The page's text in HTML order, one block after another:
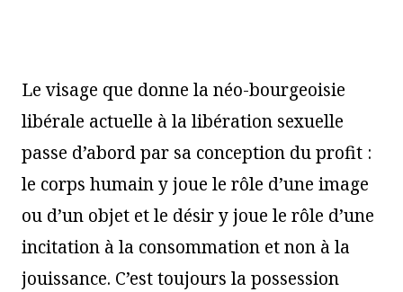
Le visage que donne la néo-bourgeoisie
libérale actuelle à la libération sexuelle
passe d’abord par sa conception du profit :
le corps humain y joue le rôle d’une image
ou d’un objet et le désir y joue le rôle d’une
incitation à la consommation et non à la
jouissance. C’est toujours la possession